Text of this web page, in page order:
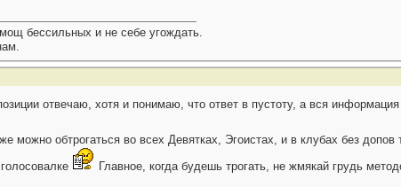
бессильных и не себе угождать.
отвечаю, хотя и понимаю, что ответ в пустоту, а вся
можно обтрогаться во всех Девятках, Эгоистах, и в клубах без
Главное, когда будешь трогать, не жмякай грудь